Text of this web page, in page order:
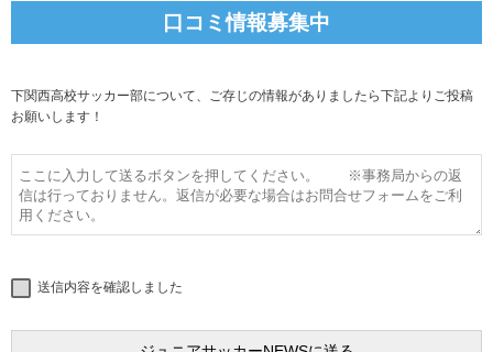
口コミ情報募集中
下関西高校サッカー部について、ご存じの情報がありましたら下記よりご投稿
お願いします！
送信内容を確認しました